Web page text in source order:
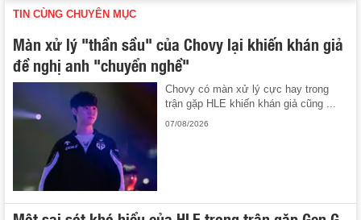
TIN CÙNG CHUYÊN MỤC
Màn xử lý "thần sầu" của Chovy lại khiến khán giả
đề nghị anh "chuyển nghề"
Chovy có màn xử lý cực hay trong
trận gặp HLE khiến khán giả cũng ...
07/08/2026